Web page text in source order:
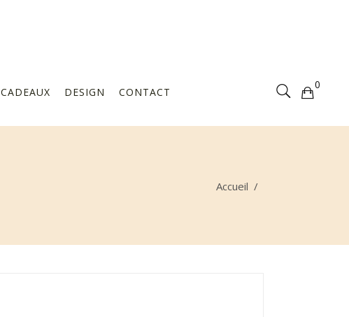
CADEAUX DESIGN CONTACT
0
Votre sélection est vide
Accueil /